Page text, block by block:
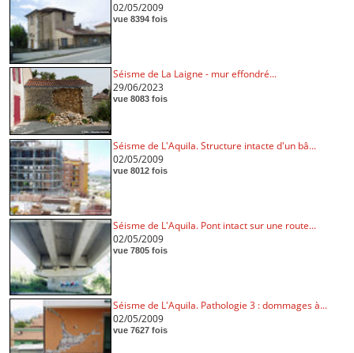
02/05/2009
vue 8394 fois
Séisme de La Laigne - mur effondré...
29/06/2023
vue 8083 fois
Séisme de L'Aquila. Structure intacte d'un bâ...
02/05/2009
vue 8012 fois
Séisme de L'Aquila. Pont intact sur une route...
02/05/2009
vue 7805 fois
Séisme de L'Aquila. Pathologie 3 : dommages à...
02/05/2009
vue 7627 fois